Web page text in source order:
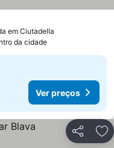
em Ciutadella
da cidade
Ver preços
Partilhar